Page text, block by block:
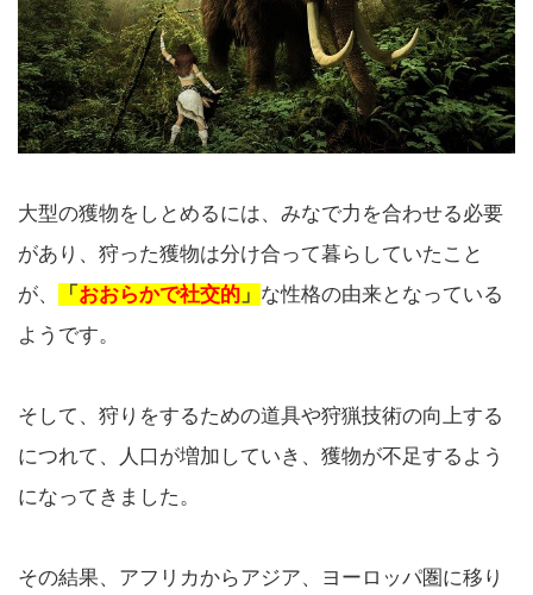
大型の獲物をしとめるには、みなで力を合わせる必要
があり、狩った獲物は分け合って暮らしていたこと
が、
「 おおらかで社交的 」 な性格の由来となっている
ようです。
そして、狩りをするための道具や狩猟技術の向上する
につれて、人口が増加していき、獲物が不足するよう
になってきました。
その結果、アフリカからアジア、ヨーロッパ圏に移り